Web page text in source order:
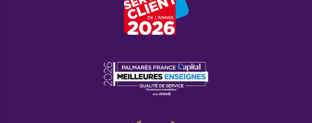
Le prix du mètre carré d’un immobilier neuf à Villeneuve-la-
Garenne varie selon les résidences et les promoteurs
immobiliers. Pour un appartement neuf à Villeneuve-la-
pour maison neuve, il est de 4 030 euros.
Est-il possible de bénéficier de